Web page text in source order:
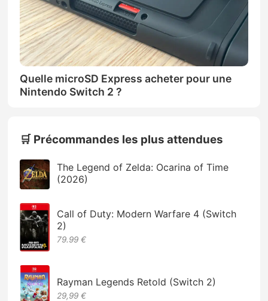
Quelle microSD Express acheter pour une
Nintendo Switch 2 ?
🛒 Précommandes les plus attendues
The Legend of Zelda: Ocarina of Time
(2026)
Call of Duty: Modern Warfare 4 (Switch
2)
79.99 €
Rayman Legends Retold (Switch 2)
29,99 €